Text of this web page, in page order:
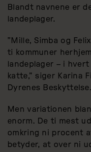
Blandt navnene er
landeplager.
”Mille, Simba og
ti kommuner
landeplager – i
katte,” siger Karina
Dyrenes Beskyttelse.
Men variationen
enorm. De ti mest
omkring ni procent
betyder, at over ni